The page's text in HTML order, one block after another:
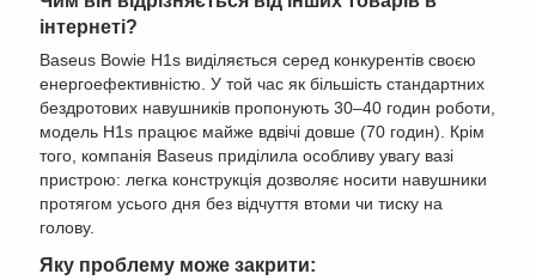
інтернеті?
Baseus Bowie H1s виділяється серед конкурентів своєю
енергоефективністю. У той час як більшість стандартних
бездротових навушників пропонують 30–40 годин роботи,
модель H1s працює майже вдвічі довше (70 годин). Крім
того, компанія Baseus приділила особливу увагу вазі
пристрою: легка конструкція дозволяє носити навушники
протягом усього дня без відчуття втоми чи тиску на
голову.
Яку проблему може закрити: